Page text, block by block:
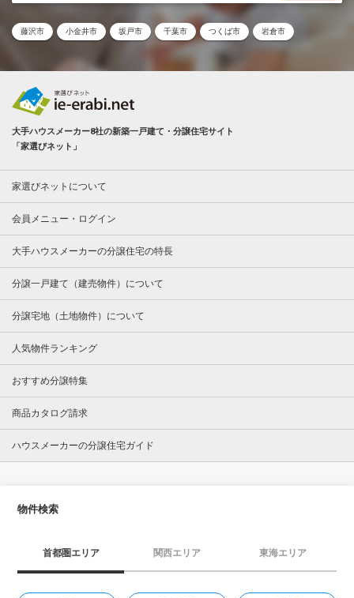
藤沢市 小金井市 坂戸市 千葉市 つくば市 岩倉市
大手ハウスメーカー8社の新築一戸建て・分譲住宅サイト
「家選びネット」
家選びネットについて
会員メニュー・ログイン
大手ハウスメーカーの分譲住宅の特長
分譲一戸建て（建売物件）について
分譲宅地（土地物件）について
人気物件ランキング
おすすめ分譲特集
商品カタログ請求
ハウスメーカーの分譲住宅ガイド
物件検索
首都圏エリア 関西エリア 東海エリア